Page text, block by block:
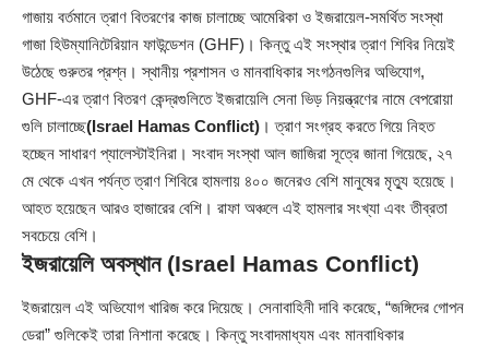
গাজায় বর্তমানে ত্রাণ বিতরণের কাজ চালাচ্ছে আমেরিকা ও ইজরায়েল-সমর্থিত সংস্থা
গাজা হিউম্যানিটেরিয়ান ফাউন্ডেশন (GHF)। কিন্তু এই সংস্থার ত্রাণ শিবির নিয়েই
উঠেছে গুরুতর প্রশ্ন। স্থানীয় প্রশাসন ও মানবাধিকার সংগঠনগুলির অভিযোগ,
GHF-এর ত্রাণ বিতরণ কেন্দ্রগুলিতে ইজরায়েলি সেনা ভিড় নিয়ন্ত্রণের নামে বেপরোয়া
গুলি চালাচ্ছে(Israel Hamas Conflict) । ত্রাণ সংগ্রহ করতে গিয়ে নিহত
হচ্ছেন সাধারণ প্যালেস্টাইনিরা। সংবাদ সংস্থা আল জাজিরা সূত্রে জানা গিয়েছে, ২৭
মে থেকে এখন পর্যন্ত ত্রাণ শিবিরে হামলায় ৪০০ জনেরও বেশি মানুষের মৃত্যু হয়েছে।
আহত হয়েছেন আরও হাজারের বেশি। রাফা অঞ্চলে এই হামলার সংখ্যা এবং তীব্রতা
সবচেয়ে বেশি।
ইজরায়েলি অবস্থান (Israel Hamas Conflict)
ইজরায়েল এই অভিযোগ খারিজ করে দিয়েছে। সেনাবাহিনী দাবি করেছে, “জঙ্গিদের গোপন
ডেরা” গুলিকেই তারা নিশানা করেছে। কিন্তু সংবাদমাধ্যম এবং মানবাধিকার